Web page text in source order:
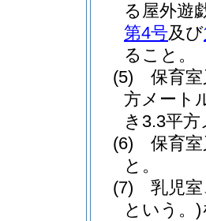
る屋外遊
第4号及び
ること。
(5)
保育
方メート
き3.3平
(6)
保育
と。
(7)
乳児
という。)